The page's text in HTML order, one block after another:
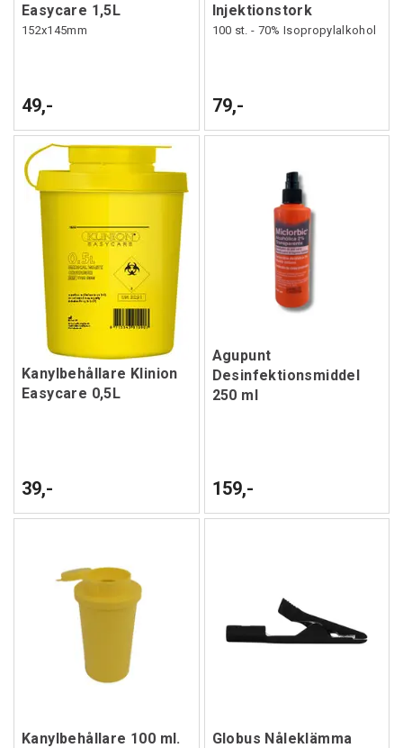
Easycare 1,5L
152x145mm
49,-
Injektionstork
100 st. - 70% Isopropylalkohol
79,-
Kanylbehållare Klinion
Easycare 0,5L
39,-
Agupunt
Desinfektionsmiddel
250 ml
159,-
Kanylbehållare 100 ml.
Globus Nåleklämma